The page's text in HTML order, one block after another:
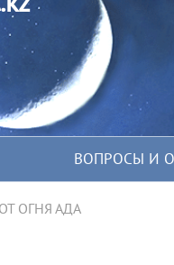
ВОПРОСЫ И
ОГНЯ АДА